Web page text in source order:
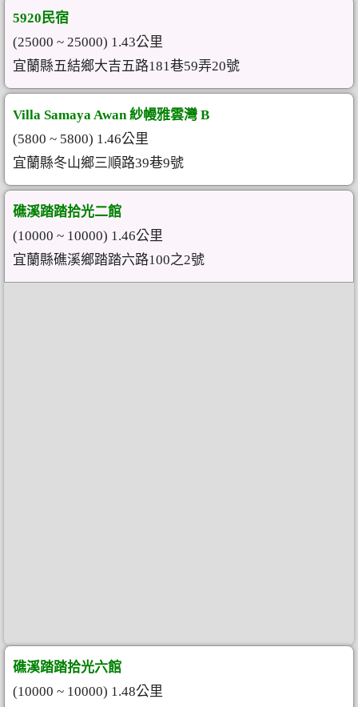
5920民宿
(25000 ~ 25000) 1.43公里
宜蘭縣五結鄉大吉五路181巷59弄20號
Villa Samaya Awan 紗幔雅雲灣 B
(5800 ~ 5800) 1.46公里
宜蘭縣冬山鄉三順路39巷9號
礁溪踏踏拾光二館
(10000 ~ 10000) 1.46公里
宜蘭縣礁溪鄉踏踏六路100之2號
礁溪踏踏拾光六館
(10000 ~ 10000) 1.48公里